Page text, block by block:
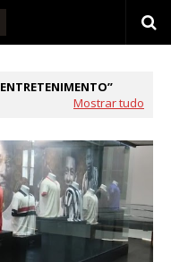
ENTRETENIMENTO
Mostrar tudo